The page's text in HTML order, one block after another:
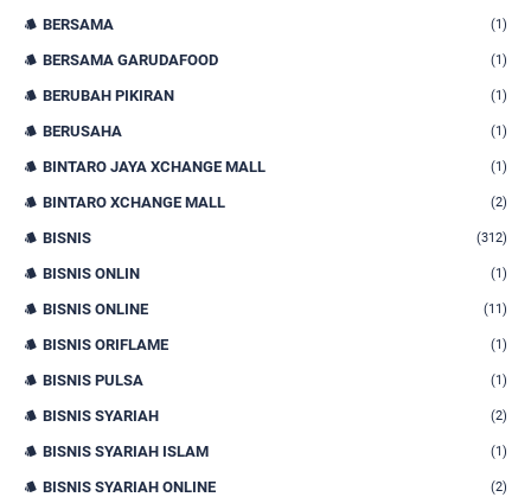
BERSAMA (1)
BERSAMA GARUDAFOOD (1)
BERUBAH PIKIRAN (1)
BERUSAHA (1)
BINTARO JAYA XCHANGE MALL (1)
BINTARO XCHANGE MALL (2)
BISNIS (312)
BISNIS ONLIN (1)
BISNIS ONLINE (11)
BISNIS ORIFLAME (1)
BISNIS PULSA (1)
BISNIS SYARIAH (2)
BISNIS SYARIAH ISLAM (1)
BISNIS SYARIAH ONLINE (2)